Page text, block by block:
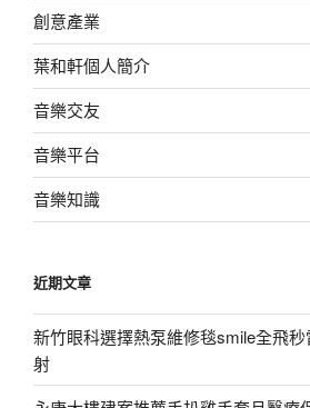
創意產業
葉和軒個人簡介
音樂交友
音樂平台
音樂知識
近期文章
新竹眼科選擇熱泵維修毯smile全飛
射